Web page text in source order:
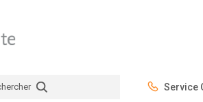
Service